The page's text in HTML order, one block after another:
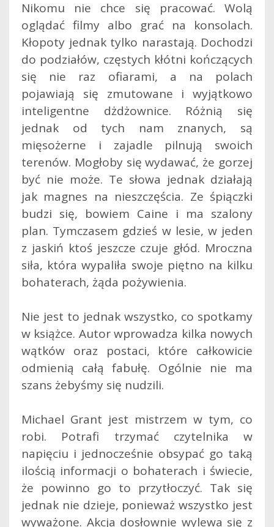
Nikomu nie chce się pracować. Wolą
oglądać filmy albo grać na konsolach.
Kłopoty jednak tylko narastają. Dochodzi
do podziałów, częstych kłótni kończących
się nie raz ofiarami, a na polach
pojawiają się zmutowane i wyjątkowo
inteligentne dżdżownice. Różnią się
jednak od tych nam znanych, są
mięsożerne i zajadle pilnują swoich
terenów. Mogłoby się wydawać, że gorzej
być nie może. Te słowa jednak działają
jak magnes na nieszczęścia. Ze śpiączki
budzi się, bowiem Caine i ma szalony
plan. Tymczasem gdzieś w lesie, w jeden
z jaskiń ktoś jeszcze czuje głód. Mroczna
siła, która wypaliła swoje piętno na kilku
bohaterach, żąda pożywienia.
Nie jest to jednak wszystko, co spotkamy
w książce. Autor wprowadza kilka nowych
wątków oraz postaci, które całkowicie
odmienią całą fabułę. Ogólnie nie ma
szans żebyśmy się nudzili.
Michael Grant jest mistrzem w tym, co
robi. Potrafi trzymać czytelnika w
napięciu i jednocześnie obsypać go taką
ilością informacji o bohaterach i świecie,
że powinno go to przytłoczyć. Tak się
jednak nie dzieje, ponieważ wszystko jest
wyważone. Akcja dosłownie wylewa się z